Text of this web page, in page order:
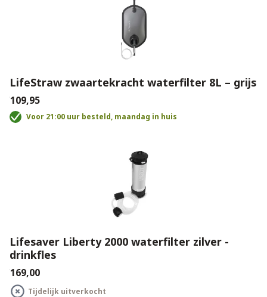
LifeStraw zwaartekracht waterfilter 8L – grijs
€109,95
Voor 21:00 uur besteld, maandag in huis
Lifesaver Liberty 2000 waterfilter zilver -
drinkfles
€169,00
Tijdelijk uitverkocht